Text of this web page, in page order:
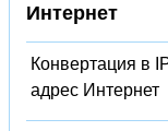
Интернет
Конвертация в
адрес Интернет